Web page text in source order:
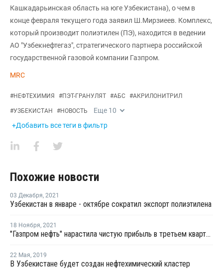
Кашкадарьинская область на юге Узбекистана), о чем в
конце февраля текущего года заявил Ш.Мирзиеев. Комплекс,
который производит полиэтилен (ПЭ), находится в ведении
АО "Узбекнефтегаз", стратегического партнера российской
государственной газовой компании Газпром.
MRC
#НЕФТЕХИМИЯ #ПЭТ-ГРАНУЛЯТ #АБС #АКРИЛОНИТРИЛ
#УЗБЕКИСТАН #НОВОСТЬ Еще 10
+Добавить все теги в фильтр
Похожие новости
03 Декабря, 2021
Узбекистан в январе - октябре сократил экспорт полиэтилена
18 Ноября, 2021
"Газпром нефть" нарастила чистую прибыль в третьем квартале на 5%
22 Мая, 2019
В Узбекистане будет создан нефтехимический кластер